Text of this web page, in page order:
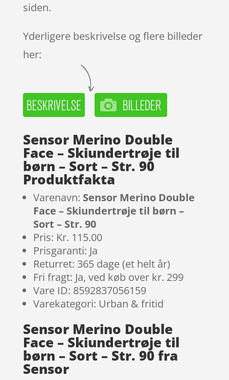
siden.
Yderligere beskrivelse og flere billeder
her:
Sensor Merino Double
Face – Skiundertrøje til
børn – Sort – Str. 90
Produktfakta
Varenavn: Sensor Merino Double
Face – Skiundertrøje til børn –
Sort – Str. 90
Pris: Kr. 115.00
Prisgaranti: Ja
Returret: 365 dage (et helt år)
Fri fragt: Ja, ved køb over kr. 299
Vare ID: 8592837056159
Varekategori: Urban & fritid
Sensor Merino Double
Face – Skiundertrøje til
børn – Sort – Str. 90 fra
Sensor